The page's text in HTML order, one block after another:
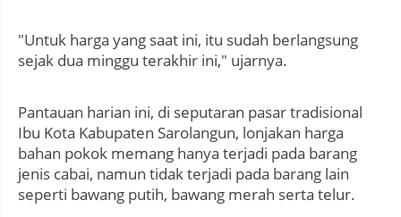
"Untuk harga yang saat ini, itu sudah berlangsung
sejak dua minggu terakhir ini," ujarnya.
Pantauan harian ini, di seputaran pasar tradisional
Ibu Kota Kabupaten Sarolangun, lonjakan harga
bahan pokok memang hanya terjadi pada barang
jenis cabai, namun tidak terjadi pada barang lain
seperti bawang putih, bawang merah serta telur.